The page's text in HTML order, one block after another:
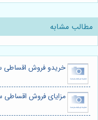
مطالب مشابه
خریدو فروش اقساطی
مزایای فروش اقساطی